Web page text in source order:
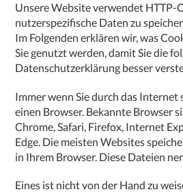
Unsere Website verwendet HTTP-
nutzerspezifische Daten zu
Im Folgenden erklären wir, was
Sie genutzt werden, damit Sie die
Datenschutzerklärung besser
Immer wenn Sie durch das Internet
einen Browser. Bekannte Browser
Chrome, Safari, Firefox, Internet
Edge. Die meisten Websites
in Ihrem Browser. Diese Dateien
Eines ist nicht von der Hand zu